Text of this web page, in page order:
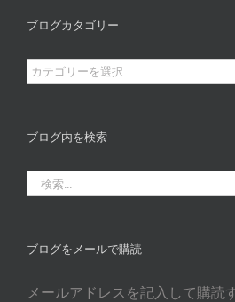
ブログカタゴリー
ブ
ロ
カ
ゴ
リ
ブログ内を検索
索
ブログをメールで購読
メールアドレスを記入して購読